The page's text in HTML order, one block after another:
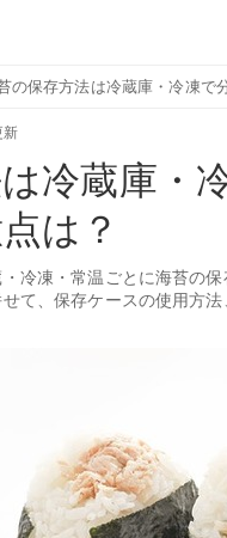
の保存方法は冷蔵庫・冷凍で
新
冷蔵庫・
は？
冷凍・常温ごとに海苔の
て、保存ケースの使用方法